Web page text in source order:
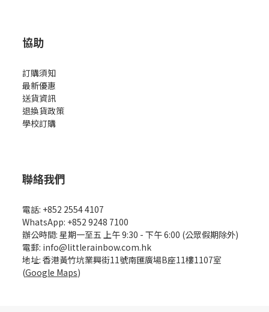
協助
訂購須知
最新優惠
送貨資訊
退換貨政策
學校訂購
聯絡我們
電話: +852 2554 4107
WhatsApp: +852 9248 7100
辦公時間: 星期一至五 上午 9:30 - 下午 6:00 (公眾假期除外)
電郵: info@littlerainbow.com.hk
地址: 香港黃竹坑業興街11號南匯廣場B座11樓1107室
(Google Maps)